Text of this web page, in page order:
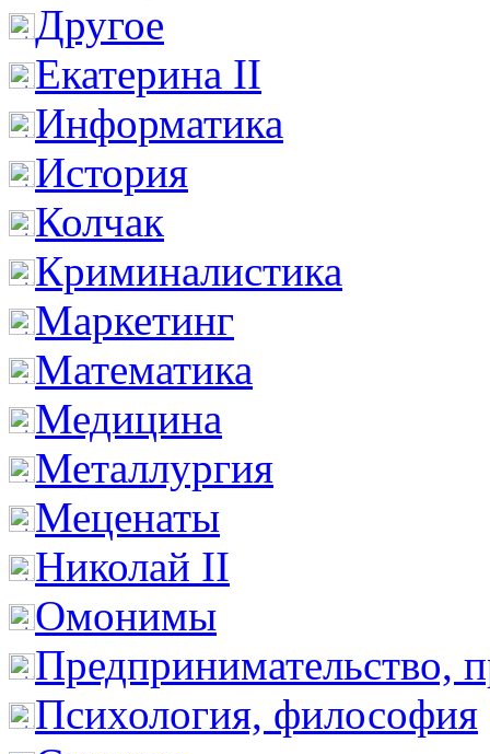
Другое
Екатерина II
Информатика
История
Колчак
Криминалистика
Маркетинг
Математика
Медицина
Металлургия
Меценаты
Николай II
Омонимы
Предпринимательство,
Психология, философия